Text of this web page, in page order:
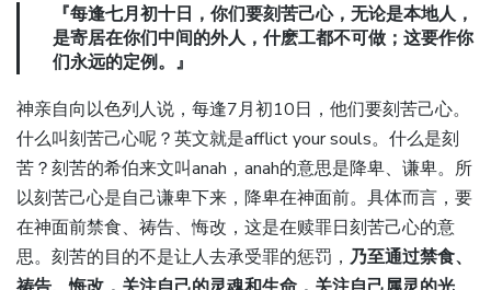
『每逢七月初十日，你们要刻苦己心，无论是本地人，
是寄居在你们中间的外人，什麽工都不可做；这要作你
们永远的定例。』
神亲自向以色列人说，每逢7月初10日，他们要刻苦己心。
什么叫刻苦己心呢？英文就是afflict your souls。什么是刻
苦？刻苦的希伯来文叫anah，anah的意思是降卑、谦卑。所
以刻苦己心是自己谦卑下来，降卑在神面前。具体而言，要
在神面前禁食、祷告、悔改，这是在赎罪日刻苦己心的意
思。刻苦的目的不是让人去承受罪的惩罚， 乃至通过禁食、